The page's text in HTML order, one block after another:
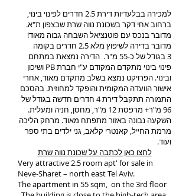
למכירה בבלעדיות דירת 2.5 חדרים לפינוי בינוי,
ברחוב אחי דקר בשכונת נווה שרת שבצפון ת"א.
מדובר בנכס עם פוטנציאל השבחה גבוה מאוד!
מדובר בדירה לשיפוץ מלא 2.5 חדרים בקומה
3 בגודל של כ-55 מ"ר. הדירה נמצאת במתחם
פינוי בינוי מתקדם המקודם ע"י חברת PB ושיכון
ובינוי. הפרויקט נמצא בשלב מתקדם מאוד, אחרי
אישור הוועדה המקומית והופקד למחוזית. בהסכם
התמורה תתקבל דירת 4 חדרים חדשה בגודל של
96 מ"ר+ מרפסת 12 מ"ר, מחסן, חניה ומעלית.
השקעה נבונה באזור מתפתח מאוד. מרחק הליכה
מרמת החייל, קאנטרי קלאב, גני ילדים בתי ספר
ועוד.
לחצו כאן לכתבה על שכונת נווה שרת
Very attractive 2.5 room apt' for sale in
Neve-Sharet – north east Tel Aviv.
The apartment in 55 sqm, on the 3rd floor